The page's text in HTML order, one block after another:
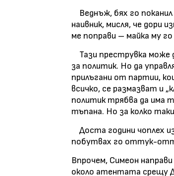
Веднъж, бях го поканил
наивник, мисля, че дори
ме поправи – майка му
Тази преструвка може
за политик. Но да
прилъгани от партии,
всичко, се размазват и
политик трябва да има
тъпана. Но за колко
Доста години чоплех
побутвах го оттук-
Впрочем, Симеон
около атентата срещу